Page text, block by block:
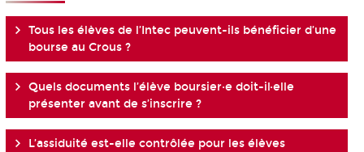
Tous les élèves de l’Intec peuvent-ils bénéficier d’une
bourse au Crous ?
Quels documents l’élève boursier·e doit-il·elle
présenter avant de s’inscrire ?
L’assiduité est-elle contrôlée pour les élèves